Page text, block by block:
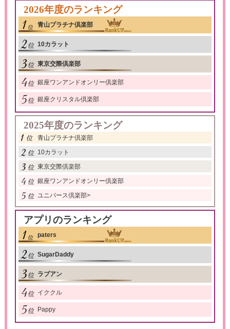
2026年度のランキング
青山プラチナ倶楽部
10カラット
東京交際倶楽部
銀座ワンアンドオンリー倶楽部
銀座クリスタル倶楽部
2025年度のランキング
青山プラチナ倶楽部
10カラット
東京交際倶楽部
銀座ワンアンドオンリー倶楽部
ユニバース倶楽部>
アプリのランキング
paters
SugarDaddy
ラブアン
イククル
Pappy